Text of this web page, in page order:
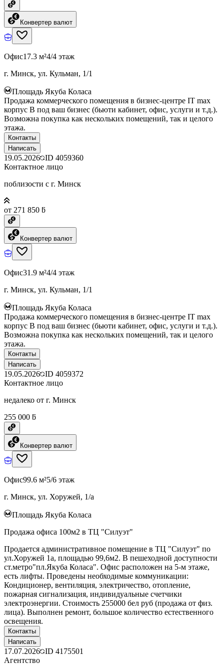
Конвертер валют
Офис17.3 м²4/4 этаж
г. Минск, ул. Кульман, 1/1
Площадь Якуба Коласа
Продажа коммерческого помещения в бизнес-центре IT max
корпус B под ваш бизнес (бьюти кабинет, офис, услуги и т.д.).
Возможна покупка как нескольких помещений, так и целого
этажа.
Контакты
Написать
19.05.2026 ID 4059360
Контактное лицо
поблизости с г. Минск
от 271 850 ƃ
Конвертер валют
Офис31.9 м²4/4 этаж
г. Минск, ул. Кульман, 1/1
Площадь Якуба Коласа
Продажа коммерческого помещения в бизнес-центре IT max
корпус B под ваш бизнес (бьюти кабинет, офис, услуги и т.д.).
Возможна покупка как нескольких помещений, так и целого
этажа.
Контакты
Написать
19.05.2026 ID 4059372
Контактное лицо
недалеко от г. Минск
255 000 ƃ
Конвертер валют
Офис99.6 м²5/6 этаж
г. Минск, ул. Хоружей, 1/а
Площадь Якуба Коласа
Продажа офиса 100м2 в ТЦ "Силуэт"
Продается административное помещение в ТЦ "Силуэт" по
ул.Хоружей 1а, площадью 99,6м2. В пешеходной доступности
ст.метро"пл.Якуба Коласа". Офис расположен на 5-м этаже,
есть лифты. Проведены необходимые коммуникации:
Кондиционер, вентиляция, электричество, отопление,
пожарная сигнализация, индивидуальные счетчики
электроэнергии. Стоимость 255000 бел руб (продажа от физ.
лица). Выполнен ремонт, большое количество естественного
освещения.
Контакты
Написать
17.07.2026 ID 4175501
Агентство